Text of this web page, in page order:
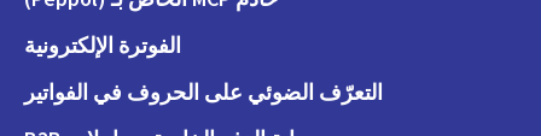
الفوترة الإلكترونية
التعرّف الضوئي على الحروف في الفواتير